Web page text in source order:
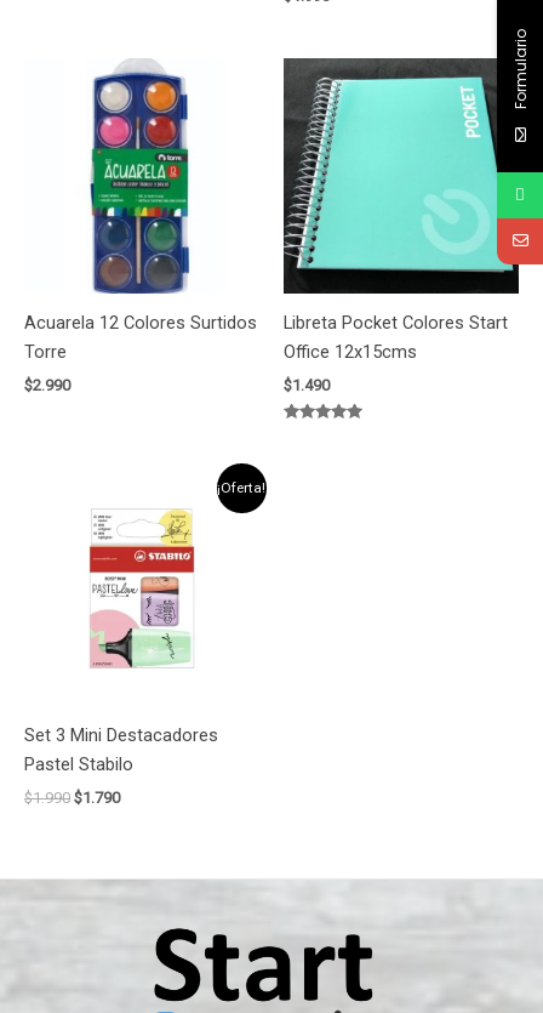
Acuarela 12 Colores Surtidos
Torre
$2.990
Libreta Pocket Colores Start
Office 12x15cms
$1.490
¡Oferta!
Set 3 Mini Destacadores
Pastel Stabilo
$1.990
original
era:
$1.990.
$1.790
actual
es:
$1.790.
Formulario